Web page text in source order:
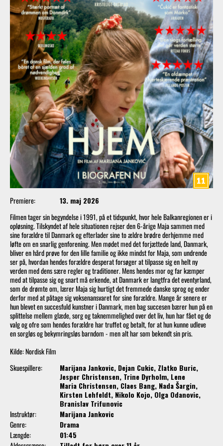
Premiere:
13. maj 2026
Filmen tager sin begyndelse i 1991, på et tidspunkt, hvor hele Balkanregionen er i
opløsning. Tilskyndet af hele situationen rejser den 6-årige Maja sammen med
sine forældre til Danmark og efterlader sine to ældre brødre derhjemme med
løfte om en snarlig genforening. Men mødet med det forjættede land, Danmark,
bliver en hård prøve for den lille familie og ikke mindst for Maja, som undrende
ser på, hvordan hendes forældre desperat forsøger at tilpasse sig en helt ny
verden med dens sære regler og traditioner. Mens hendes mor og far kæmper
med at tilpasse sig og snart må erkende, at Danmark er langtfra det eventyrland,
som de drømte om, lærer Maja sig hurtigt det fremmede danske sprog og ender
derfor med at påtage sig voksenansvaret for sine forældre. Mange år senere er
hun blevet en succesfuld kunstner i Danmark, men bag succesen bærer hun på en
splittelse mellem glæde, sorg og taknemmelighed over det liv, hun har fået og de
valg og ofre som hendes forældre har truffet og betalt, for at hun kunne udleve
en sorgløs og bekymringsløs barndom - men alt har som bekendt sin pris.
Kilde: Nordisk Film
Skuespillere:
Marijana Jankovic, Dejan Cukic, Zlatko Buric,
Jesper Christensen, Trine Dyrholm, Lene
Maria Christensen, Claes Bang, Nada Šargin,
Kirsten Lehfeldt, Nikolo Kojo, Olga Odanovic,
Branislav Trifunovic
Instruktør:
Marijana Jankovic
Genre:
Drama
Længde:
01:45